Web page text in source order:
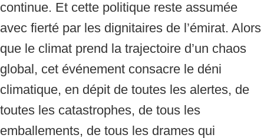
continue. Et cette politique reste assumée
avec fierté par les dignitaires de l’émirat. Alors
que le climat prend la trajectoire d’un chaos
global, cet événement consacre le déni
climatique, en dépit de toutes les alertes, de
toutes les catastrophes, de tous les
emballements, de tous les drames qui